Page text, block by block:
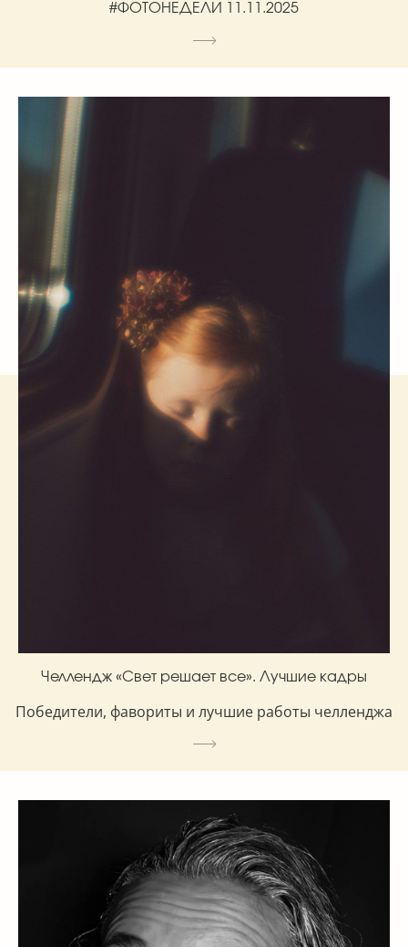
#ФОТОНЕДЕЛИ 11.11.2025
Челлендж «Свет решает все». Лучшие кадры
Победители, фавориты и лучшие работы челленджа